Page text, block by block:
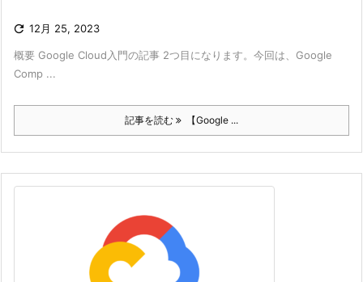
 12月 25, 2023
概要 Google Cloud入門の記事 2つ目になります。今回は、Google
Comp ...
記事を読む 【Google ...